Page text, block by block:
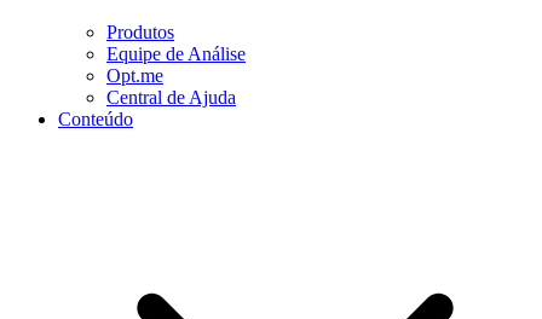
Produtos
Equipe de Análise
Opt.me
Central de Ajuda
Conteúdo